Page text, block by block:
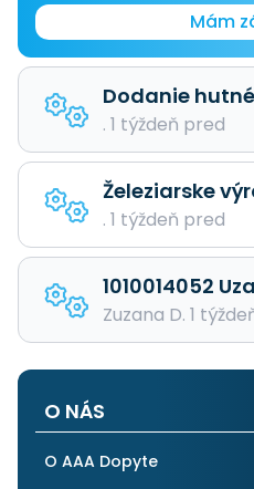
Mám
Dodanie
. 1 týždeň pred
Železiarske
. 1 týždeň pred
1010014052
Zuzana D. 1
O NÁS
O AAA Dopyte